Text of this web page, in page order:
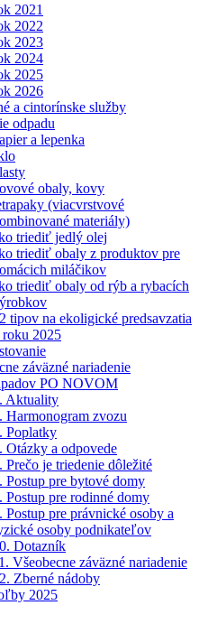
2021
2022
2023
2024
2025
2026
a cintorínske služby
odpadu
a lepenka
obaly, kovy
(viacvrstvové
materiály)
triediť jedlý olej
triediť obaly z produktov pre
miláčikov
triediť obaly od rýb a rybacích
tipov na ekoligické predsavzatia
2025
záväzné nariadenie
PO NOVOM
Aktuality
Harmonogram zvozu
Poplatky
Otázky a odpovede
Prečo je triedenie dôležité
Postup pre bytové domy
Postup pre rodinné domy
Postup pre právnické osoby a
osoby podnikateľov
Dotazník
Všeobecne záväzné nariadenie
Zberné nádoby
2025